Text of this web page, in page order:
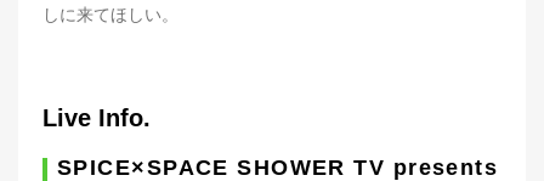
しに来てほしい。
Live Info.
SPICE×SPACE SHOWER TV presents